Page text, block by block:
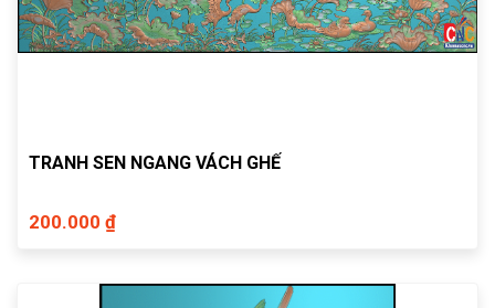
TRANH SEN NGANG VÁCH GHẾ
200.000 ₫